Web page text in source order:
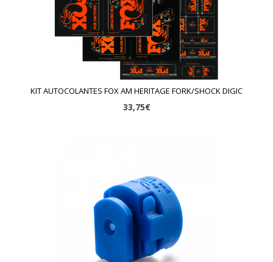
KIT AUTOCOLANTES FOX AM HERITAGE FORK/SHOCK DIGIC
33,75€